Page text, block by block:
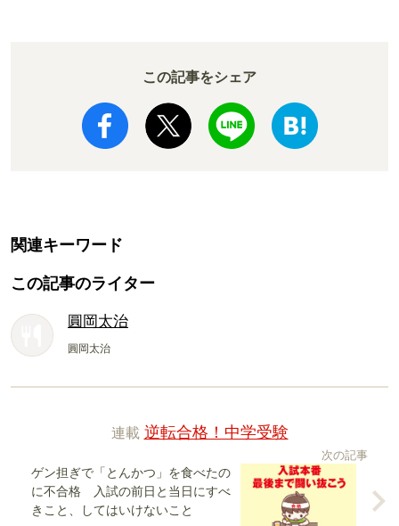
この記事をシェア
関連キーワード
この記事のライター
圓岡太治
圓岡太治
連載 逆転合格！中学受験
次の記事
ゲン担ぎで「とんかつ」を食べたの
に不合格 入試の前日と当日にすべ
きこと、してはいけないこと